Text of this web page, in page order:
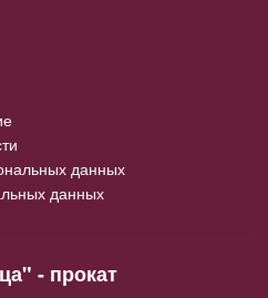
данных
данных
- прокат